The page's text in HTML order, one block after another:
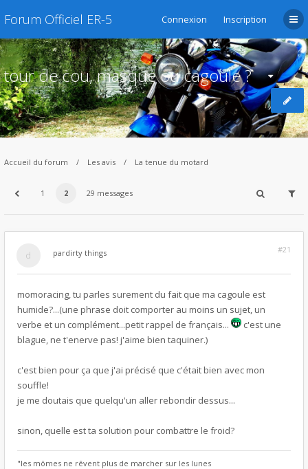
Forum Officiel ER-5 Connexion Inscription
tour de cou, masque ou cagoule ?
Accueil du forum Les avis La tenue du motard
1 2 29 messages
#21
pardirty things
momoracing, tu parles surement du fait que ma cagoule est
humide?...(une phrase doit comporter au moins un sujet, un
verbe et un complément...petit rappel de français...
c'est une
blague, ne t'enerve pas! j'aime bien taquiner.)
c'est bien pour ça que j'ai précisé que c'était bien avec mon
souffle!
je me doutais que quelqu'un aller rebondir dessus...
sinon, quelle est ta solution pour combattre le froid?
"les mômes ne rêvent plus de marcher sur les lunes